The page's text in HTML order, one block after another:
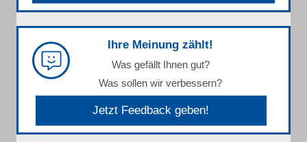
Ihre Meinung zählt!
Was gefällt Ihnen gut?
Was sollen wir verbessern?
Jetzt Feedback geben!